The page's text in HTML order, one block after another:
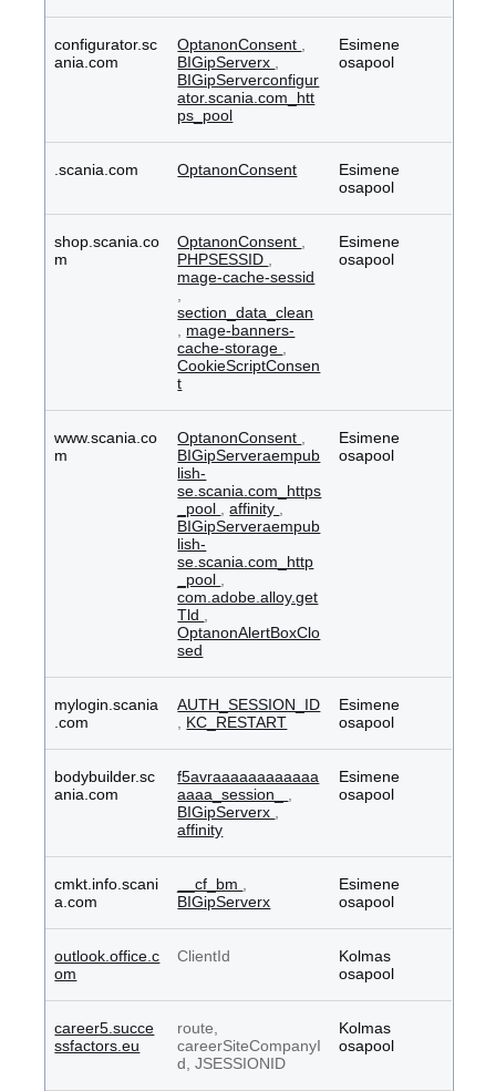
configurator.sc
ania.com
OptanonConsent
BIGipServerx
BIGipServerconfigur
ator.scania.com_htt
ps_pool
Esimene
osapool
.scania.com OptanonConsent
Esimene
osapool
shop.scania.co
m
OptanonConsent
PHPSESSID
mage-cache-sessid
section_data_clean
mage-banners-
cache-storage
CookieScriptConsen
t
Esimene
osapool
www.scania.co
m
OptanonConsent
BIGipServeraempub
lish-
se.scania.com_https
_pool
,affinity
BIGipServeraempub
lish-
se.scania.com_http
_pool
com.adobe.alloy.get
Tld
OptanonAlertBoxClo
sed
Esimene
osapool
mylogin.scania
.com
AUTH_SESSION_ID
KC_RESTART
Esimene
osapool
bodybuilder.sc
ania.com
f5avraaaaaaaaaaaa
aaaa_session_
BIGipServerx
affinity
Esimene
osapool
cmkt.info.scani
a.com
__cf_bm
BIGipServerx
Esimene
osapool
outlook.office.c
om
ClientId
Kolmas
osapool
career5.succe
ssfactors.eu
route,
careerSiteCompanyI
d, JSESSIONID
Kolmas
osapool